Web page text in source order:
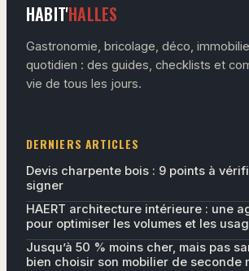
HABIT'HALLES
Gastronomie, bricolage, déco,
quotidien : des guides, checklists et
vie de tous les jours.
DERNIERS ARTICLES
Devis charpente bois : 9 points à
signer
HAERT architecture intérieure : une
pour optimiser les volumes et les
Jusqu’à 50 % moins cher, mais pas
bien choisir son mobilier de seconde